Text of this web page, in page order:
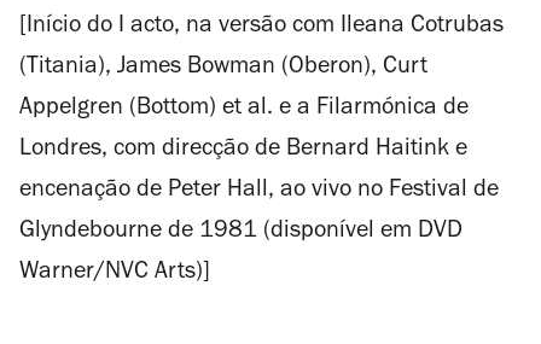
[Início do I acto, na versão com Ileana Cotrubas
(Titania), James Bowman (Oberon), Curt
Appelgren (Bottom) et al. e a Filarmónica de
Londres, com direcção de Bernard Haitink e
encenação de Peter Hall, ao vivo no Festival de
Glyndebourne de 1981 (disponível em DVD
Warner/NVC Arts)]